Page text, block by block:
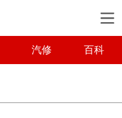
汽修 百科